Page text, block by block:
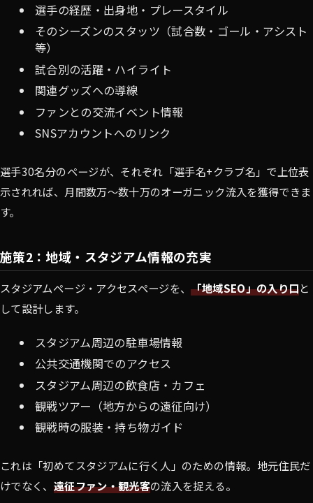
選手の経歴・出身地・プレースタイル
そのシーズンのスタッツ（試合数・ゴール・アシスト
等）
試合別の活躍・ハイライト
関連グッズへの導線
ファンとの交流イベント情報
SNSアカウントへのリンク
選手30名分のページが、それぞれ「選手名+クラブ名」で上位表
示されれば、月間数万〜数十万のオーガニック流入を獲得できま
す。
施策2：地域・スタジアム情報の充実
スタジアムページ・アクセスページを、「地域SEO」の入り口と
して設計します。
スタジアム周辺の駐車場情報
公共交通機関でのアクセス
スタジアム周辺の飲食店・カフェ
観戦ツアー（地方からの遠征向け）
観戦時の服装・持ち物ガイド
これは「初めてスタジアムに行く人」のための情報。地元住民だ
けでなく、 遠征ファン・観光客の流入を捉える。